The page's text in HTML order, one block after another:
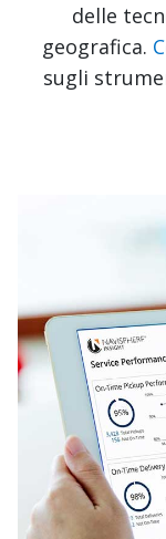
delle
geografica.
sugli